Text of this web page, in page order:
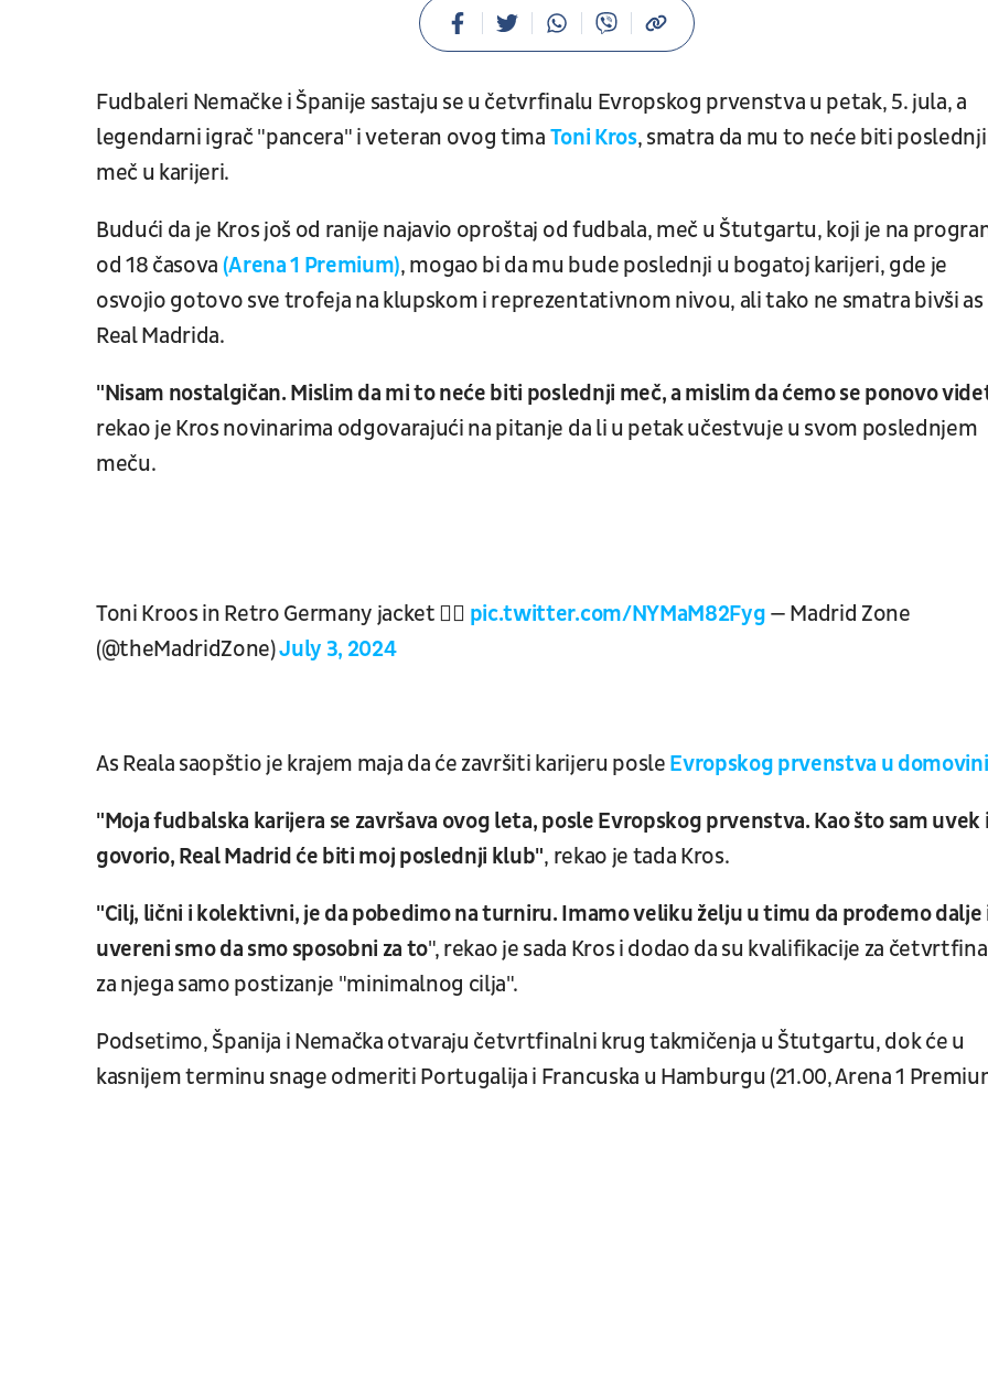
Fudbaleri Nemačke i Španije sastaju se u četvrfinalu Evropskog prvenstva u petak, 5. jula, a
legendarni igrač "pancera" i veteran ovog tima Toni Kros, smatra da mu to neće biti poslednji
meč u karijeri.
Budući da je Kros još od ranije najavio oproštaj od fudbala, meč u Štutgartu, koji je na
od 18 časova (Arena 1 Premium), mogao bi da mu bude poslednji u bogatoj karijeri, gde je
osvojio gotovo sve trofeja na klupskom i reprezentativnom nivou, ali tako ne smatra bivši as
Real Madrida.
"Nisam nostalgičan. Mislim da mi to neće biti poslednji meč, a mislim da ćemo se ponovo
rekao je Kros novinarima odgovarajući na pitanje da li u petak učestvuje u svom poslednjem
meču.
Toni Kroos in Retro Germany jacket 😮‍💨 pic.twitter.com/NYMaM82Fyg — Madrid Zone
(@theMadridZone)July 3, 2024
As Reala saopštio je krajem maja da će završiti karijeru posle Evropskog prvenstva u
"Moja fudbalska karijera se završava ovog leta, posle Evropskog prvenstva. Kao što sam uvek i
govorio, Real Madrid će biti moj poslednji klub", rekao je tada Kros.
"Cilj, lični i kolektivni, je da pobedimo na turniru. Imamo veliku želju u timu da prođemo dalje
uvereni smo da smo sposobni za to", rekao je sada Kros i dodao da su kvalifikacije za
za njega samo postizanje "minimalnog cilja".
Podsetimo, Španija i Nemačka otvaraju četvrtfinalni krug takmičenja u Štutgartu, dok će u
kasnijem terminu snage odmeriti Portugalija i Francuska u Hamburgu (21.00, Arena 1